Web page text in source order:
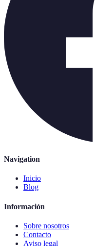
Navigation
Inicio
Blog
Información
Sobre nosotros
Contacto
Aviso legal